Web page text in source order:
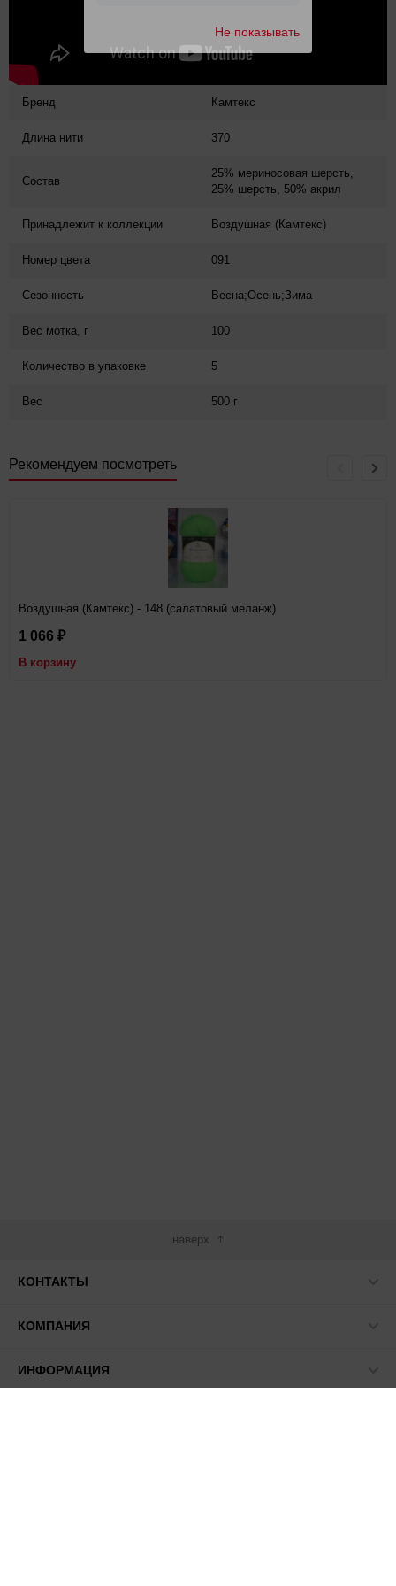
Бренд Камтекс
Длина нити 370
Состав
25% мериносовая шерсть,
25% шерсть, 50% акрил
Принадлежит к коллекции Воздушная (Камтекс)
Номер цвета 091
Сезонность Весна;Осень;Зима
Вес мотка, г 100
Количество в упаковке 5
Вес 500 г
Рекомендуем посмотреть
Воздушная (Камтекс) - 148 (салатовый меланж)
1 066 ₽
В корзину
наверх
КОНТАКТЫ
КОМПАНИЯ
ИНФОРМАЦИЯ
Не показывать